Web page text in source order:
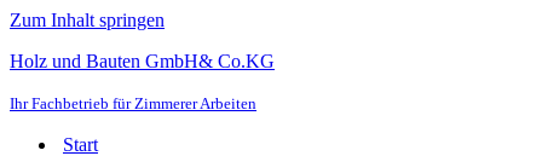
Zum Inhalt springen
Holz und Bauten GmbH& Co.KG
Ihr Fachbetrieb für Zimmerer Arbeiten
Start